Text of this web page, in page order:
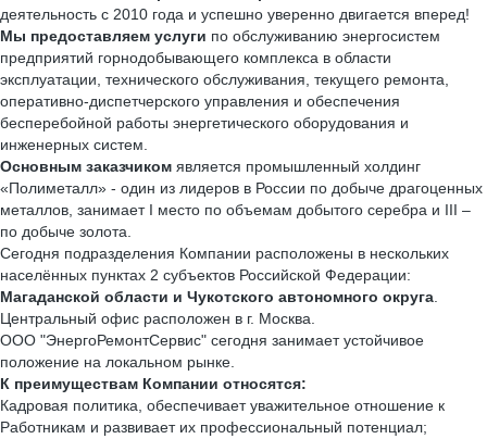
деятельность с 2010 года и успешно уверенно двигается вперед!
Мы предоставляем услуги по обслуживанию энергосистем
предприятий горнодобывающего комплекса в области
эксплуатации, технического обслуживания, текущего ремонта,
оперативно-диспетчерского управления и обеспечения
бесперебойной работы энергетического оборудования и
инженерных систем.
Основным заказчиком является промышленный холдинг
«Полиметалл» - один из лидеров в России по добыче драгоценных
металлов, занимает I место по объемам добытого серебра и III –
по добыче золота.
Сегодня подразделения Компании расположены в нескольких
населённых пунктах 2 субъектов Российской Федерации:
Магаданской области и Чукотского автономного округа
Центральный офис расположен в г. Москва.
ООО "ЭнергоРемонтСервис" сегодня занимает устойчивое
положение на локальном рынке.
К преимуществам Компании относятся:
Кадровая политика, обеспечивает уважительное отношение к
Работникам и развивает их профессиональный потенциал;